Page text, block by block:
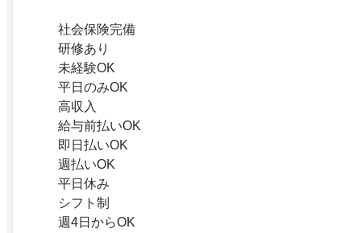
社会保険完備
研修あり
未経験OK
平日のみOK
高収入
給与前払いOK
即日払いOK
週払いOK
平日休み
シフト制
週4日からOK